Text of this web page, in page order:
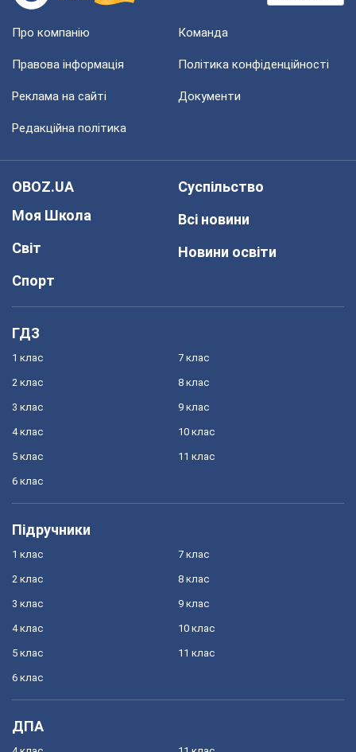
Про компанію Команда
Правова інформація Політика конфіденційності
Реклама на сайті Документи
Редакційна політика
OBOZ.UA
Моя Школа
Світ
Спорт
Суспільство
Всі новини
Новини освіти
ГДЗ
1 клас
2 клас
3 клас
4 клас
5 клас
6 клас
7 клас
8 клас
9 клас
10 клас
11 клас
Підручники
1 клас
2 клас
3 клас
4 клас
5 клас
6 клас
7 клас
8 клас
9 клас
10 клас
11 клас
ДПА